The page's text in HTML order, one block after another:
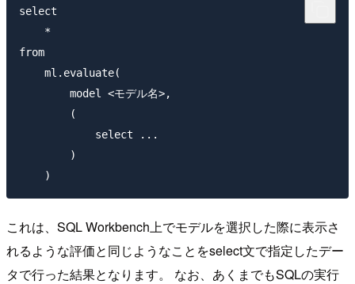
select
    *
from
    ml.evaluate(
        model <モデル名>,
        (
            select ...
        )
これは、SQL Workbench上でモデルを選択した際に表示さ
れるような評価と同じようなことをselect文で指定したデー
タで行った結果となります。 なお、あくまでもSQLの実行